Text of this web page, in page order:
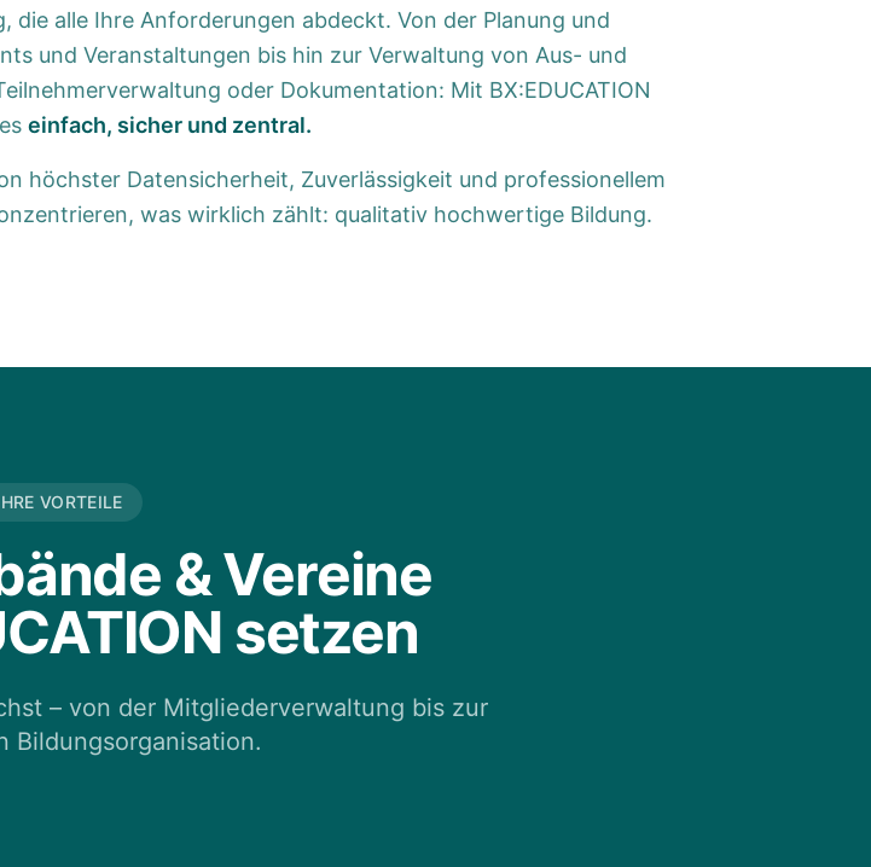
die alle Ihre Anforderungen abdeckt. Von der Planung und
und Veranstaltungen bis hin zur Verwaltung von Aus- und
oder Dokumentation: Mit BX:EDUCATION
einfach, sicher und zentral.
höchster Datensicherheit, Zuverlässigkeit und professionellem
was wirklich zählt: qualitativ hochwertige Bildung.
VORTEILE
& Vereine
setzen
– von der Mitgliederverwaltung bis zur
Bildungsorganisation.